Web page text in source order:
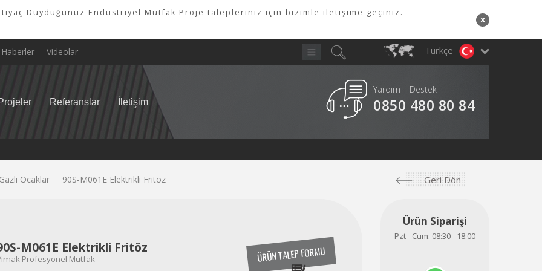
Duyduğunuz Endüstriyel Mutfak Proje talepleriniz için bizimle iletişime geçiniz.
x
Haberler Videolar Türkçe
Referanslar İletişim
Yardım | Destek
0850 480 80 84
Ocaklar 90S-M061E Elektrikli Fritöz Geri Dön
M061E Elektrikli Fritöz
Profesyonel Mutfak ÜRÜN TALEP FORMU
Ürün Siparişi
Pzt - Cum: 08:30 - 18:00